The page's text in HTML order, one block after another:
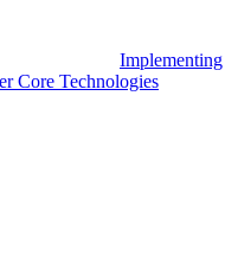
Implementing
Core Technologies